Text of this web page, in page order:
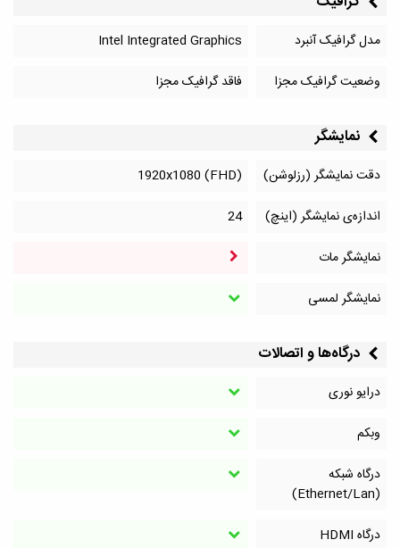
مدل گرافیک آنبرد
Intel Integrated Graphics
وضعیت گرافیک مجزا
فاقد گرافیک مجزا
نمایشگر
دقت نمایشگر (رزلوشن)
1920x1080 (FHD)
اندازه‌ی نمایشگر (اینچ)
24
نمایشگر مات
نمایشگر لمسی
درگاه‌ها و اتصالات
درایو نوری
وبکم
درگاه شبکه
(Ethernet/Lan)
درگاه HDMI